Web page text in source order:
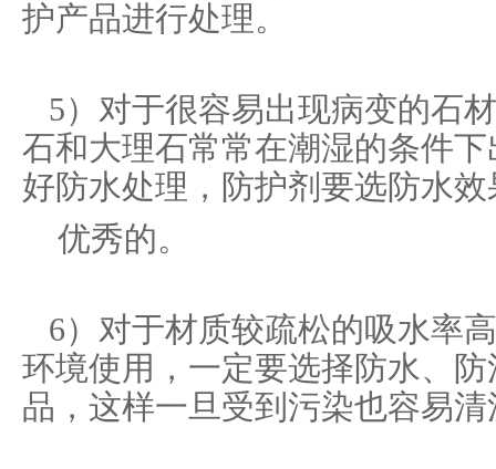
护产品进行处理。
5）对于很容易出现病变的石
石和大理石常常在潮湿的条件
好防水处理，防护剂要选防水效
优秀的。
6）对于材质较疏松的吸水率
环境使用，一定要选择防水、
品，这样一旦受到污染也容易清